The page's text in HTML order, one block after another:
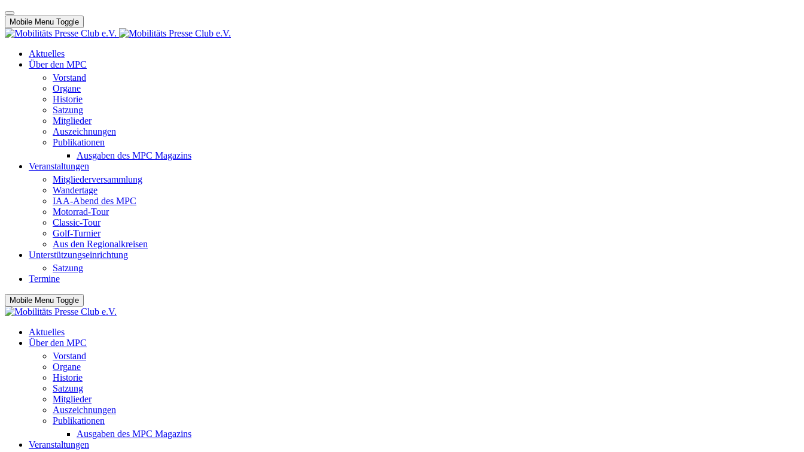
Mobile Menu Toggle
Aktuelles
Über den MPC
Vorstand
Organe
Historie
Satzung
Mitglieder
Auszeichnungen
Publikationen
Ausgaben des MPC Magazins
Veranstaltungen
Mitgliederversammlung
Wandertage
IAA-Abend des MPC
Motorrad-Tour
Classic-Tour
Golf-Turnier
Aus den Regionalkreisen
Unterstützungseinrichtung
Satzung
Termine
Mobile Menu Toggle
Aktuelles
Über den MPC
Vorstand
Organe
Historie
Satzung
Mitglieder
Auszeichnungen
Publikationen
Ausgaben des MPC Magazins
Veranstaltungen